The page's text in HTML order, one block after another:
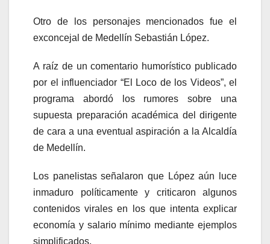
Otro de los personajes mencionados fue el
exconcejal de Medellín Sebastián López.
A raíz de un comentario humorístico publicado
por el influenciador “El Loco de los Videos”, el
programa abordó los rumores sobre una
supuesta preparación académica del dirigente
de cara a una eventual aspiración a la Alcaldía
de Medellín.
Los panelistas señalaron que López aún luce
inmaduro políticamente y criticaron algunos
contenidos virales en los que intenta explicar
economía y salario mínimo mediante ejemplos
simplificados.